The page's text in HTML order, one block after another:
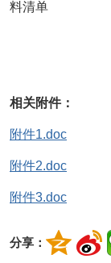
料清单
相关附件：
附件1.doc
附件2.doc
附件3.doc
分享：